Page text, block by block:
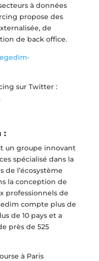
à données
propose des
de
de back office.
sur Twitter :
:
un groupe innovant
spécialisé dans la
de l’écosystème
la conception de
professionnels de
compte plus de
de 10 pays et a
près de 525
à Paris